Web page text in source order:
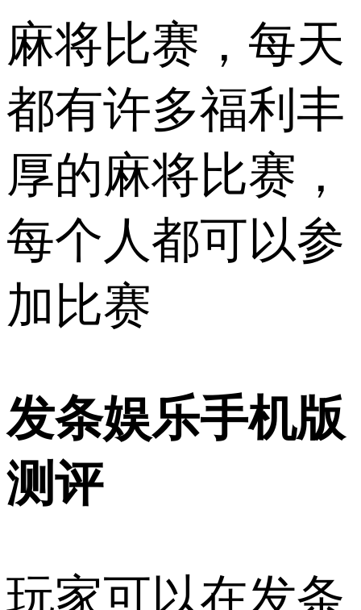
麻将比赛，每天
都有许多福利丰
厚的麻将比赛，
每个人都可以参
加比赛
发条娱乐手机版
测评
玩家可以在发条